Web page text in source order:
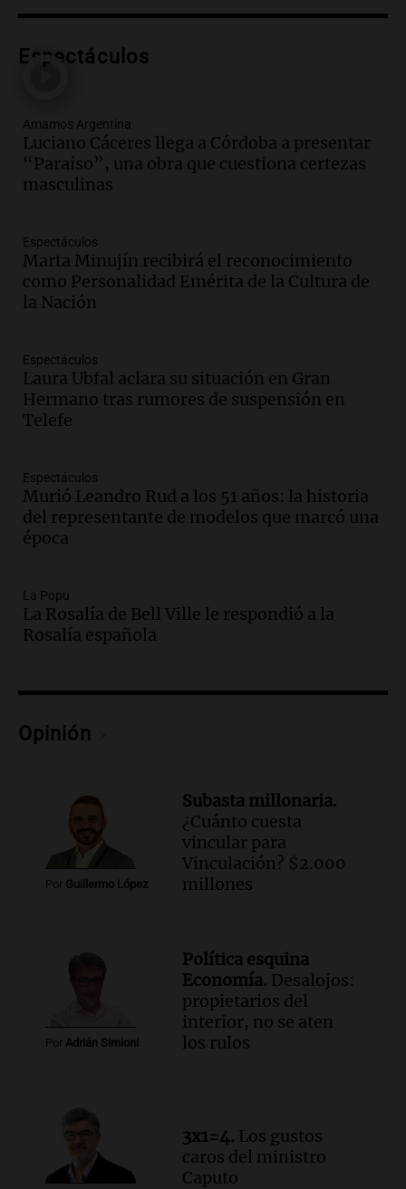
exposición en la sociedad rural de
Audio.Denuncias por represión en el
Congreso y evacuación por derrame de
oxígeno en Montecastro
Audio.
Río Gallegos reporta frío extremo
y llega avión para escuelas de la décima
brigada aérea
Panorama Federal
Audio.
como enfermedad laboral tras la muerte
de un docente
Panorama Federal
Audio.
Luis a partir de agosto por nueva
regulación de la energía
Panorama Federal
la población del país fue a templos a
buscar ayuda el último año”
La Argentina, hoy
Santa Fe.
Audio.
José Roccuzzo, cortes de carne y
compras de Antonella: bromas en
Rosario.
Ahora país
Episodios
Viva la Radio Rosario
Episodios
Luciano Cáceres llega a Córdoba a
presentar “Paraíso”, una obra que
cuestiona certezas masculinas
Espectáculos
Amamos Argentina
Luciano Cáceres llega a Córdoba a presentar
“Paraíso”, una obra que cuestiona certezas
masculinas
Espectáculos
Marta Minujín recibirá el reconocimiento
como Personalidad Emérita de la Cultura de
la Nación
Espectáculos
Laura Ubfal aclara su situación en Gran
Hermano tras rumores de suspensión en
Telefe
Espectáculos
Murió Leandro Rud a los 51 años: la historia
del representante de modelos que marcó una
época
La Popu
La Rosalía de Bell Ville le respondió a la
Rosalía española
Opinión
Por Guillermo López
Subasta millonaria.
¿Cuánto cuesta
vincular para
Vinculación? $2.000
millones
Por Adrián Simioni
Política esquina
Economía. Desalojos:
propietarios del
interior, no se aten
los rulos
3x1=4. Los gustos
caros del ministro
Caputo